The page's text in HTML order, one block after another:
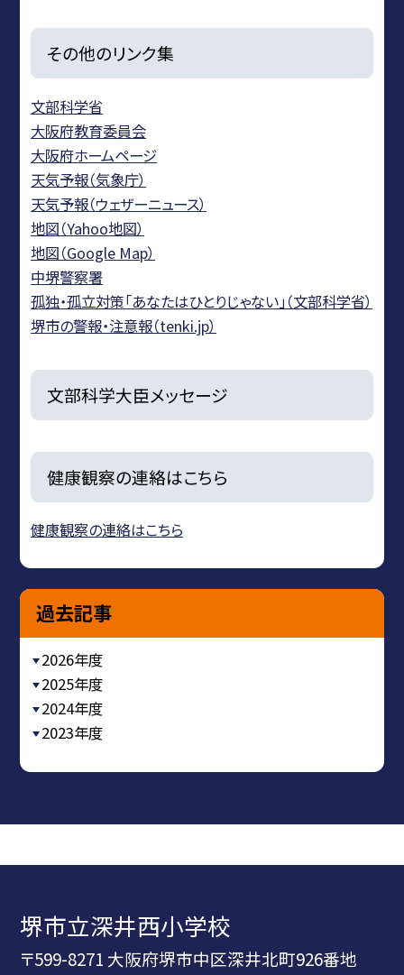
その他のリンク集
文部科学省
大阪府教育委員会
大阪府ホームページ
天気予報（気象庁）
天気予報（ウェザーニュース）
地図（Yahoo地図）
地図（Google Map）
中堺警察署
孤独・孤立対策「あなたはひとりじゃない」（文部科学省）
堺市の警報・注意報（tenki.jp）
文部科学大臣メッセージ
健康観察の連絡はこちら
健康観察の連絡はこちら
過去記事
2026年度
2025年度
2024年度
2023年度
堺市立深井西小学校
〒599-8271 大阪府堺市中区深井北町926番地